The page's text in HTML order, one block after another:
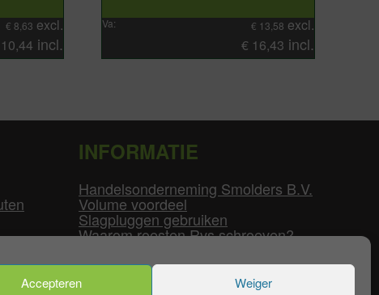
Accepteren Weiger
€8,63 excl.
10,44 incl.
Va: € 13,58 excl.
€ 16,43 incl.
INFORMATIE
Handelsonderneming Smolders B.V.
Volume voordeel
Slagpluggen gebruiken
Waarom roesten Rvs schroeven?
Pvc-buizen diameters
Flenzen tabel